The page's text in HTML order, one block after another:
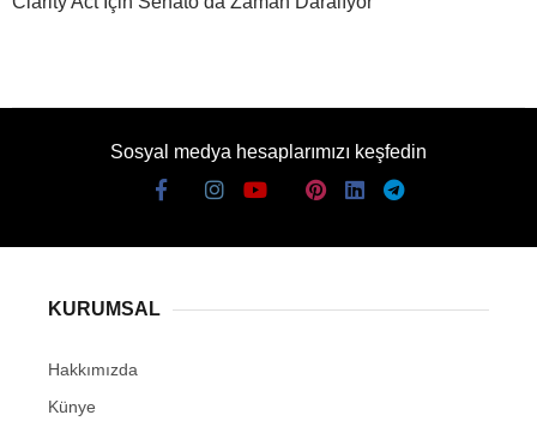
Sosyal medya hesaplarımızı keşfedin
KURUMSAL
Hakkımızda
Künye